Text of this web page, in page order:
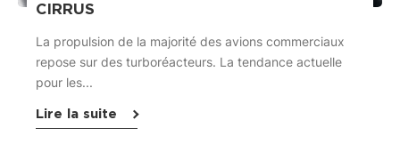
CIRRUS
La propulsion de la majorité des avions commerciaux
repose sur des turboréacteurs. La tendance actuelle
pour les...
Lire la suite